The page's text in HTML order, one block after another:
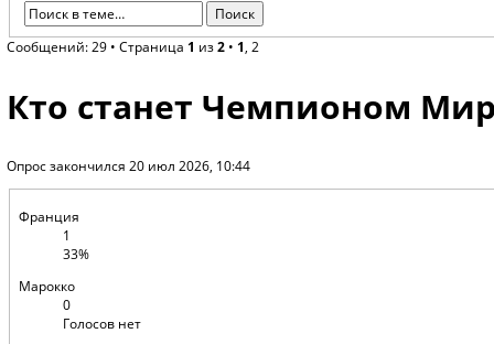
Сообщений: 29 • Страница 1 из2 • 1, 2
Кто станет Чемпионом
Опрос закончился 20 июл 2026, 10:44
Франция
1
33%
Марокко
0
Голосов нет